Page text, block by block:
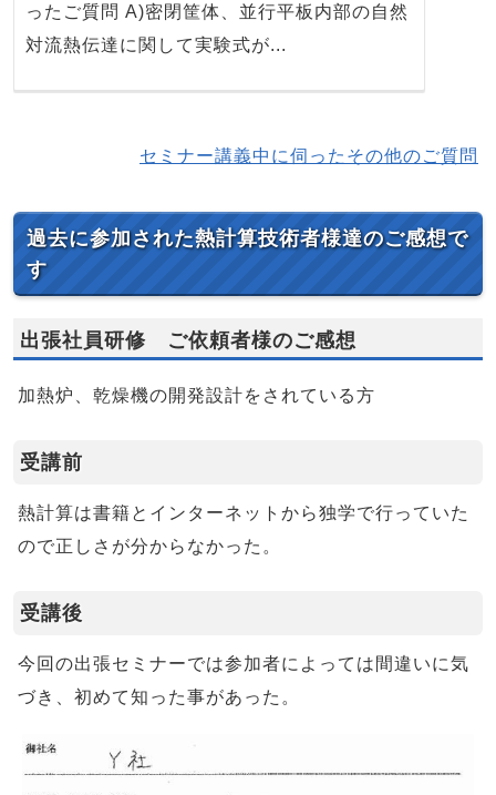
ったご質問 A)密閉筐体、並行平板内部の自然
対流熱伝達に関して実験式が...
セミナー講義中に伺ったその他のご質問
過去に参加された熱計算技術者様達のご感想で
す
出張社員研修 ご依頼者様のご感想
加熱炉、乾燥機の開発設計をされている方
受講前
熱計算は書籍とインターネットから独学で行っていた
ので正しさが分からなかった。
受講後
今回の出張セミナーでは参加者によっては間違いに気
づき、初めて知った事があった。